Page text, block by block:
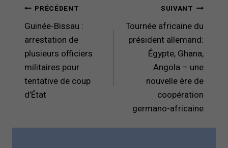
Navigation
de
l’article
PRÉCÉDENT
Guinée-Bissau :
arrestation de
plusieurs officiers
militaires pour
tentative de coup
d’État
SUIVANT
Tournée africaine du
président allemand:
Égypte, Ghana,
Angola – une
nouvelle ère de
coopération
germano-africaine